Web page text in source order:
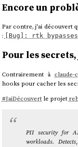
Encore un
Par contre, j'ai découvert
:
[Bug]: rtk
Pour les
Contrairement àclaude-
hooks pour cacher les
#JaiDécouvertle projet
PII security for
workloads.